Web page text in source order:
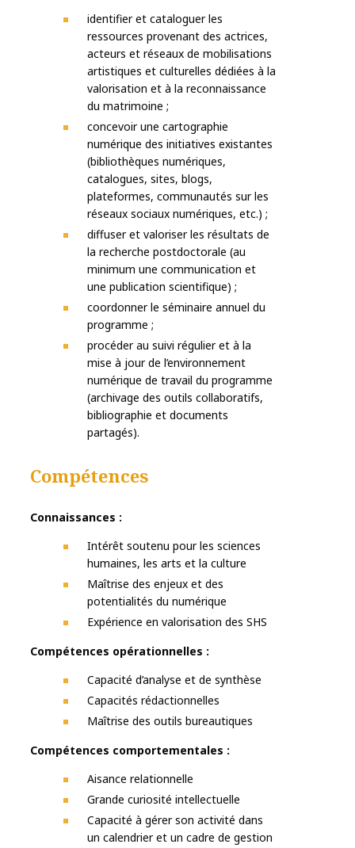
identifier et cataloguer les
ressources provenant des actrices,
acteurs et réseaux de mobilisations
artistiques et culturelles dédiées à la
valorisation et à la reconnaissance
du matrimoine ;
concevoir une cartographie
numérique des initiatives existantes
(bibliothèques numériques,
catalogues, sites, blogs,
plateformes, communautés sur les
réseaux sociaux numériques, etc.) ;
diffuser et valoriser les résultats de
la recherche postdoctorale (au
minimum une communication et
une publication scientifique) ;
coordonner le séminaire annuel du
programme ;
procéder au suivi régulier et à la
mise à jour de l’environnement
numérique de travail du programme
(archivage des outils collaboratifs,
bibliographie et documents
partagés).
Compétences
Connaissances :
Intérêt soutenu pour les sciences
humaines, les arts et la culture
Maîtrise des enjeux et des
potentialités du numérique
Expérience en valorisation des SHS
Compétences opérationnelles :
Capacité d’analyse et de synthèse
Capacités rédactionnelles
Maîtrise des outils bureautiques
Compétences comportementales :
Aisance relationnelle
Grande curiosité intellectuelle
Capacité à gérer son activité dans
un calendrier et un cadre de gestion